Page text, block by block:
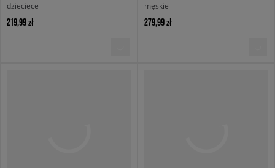
dziecięce
219,99 zł
męskie
279,99 zł